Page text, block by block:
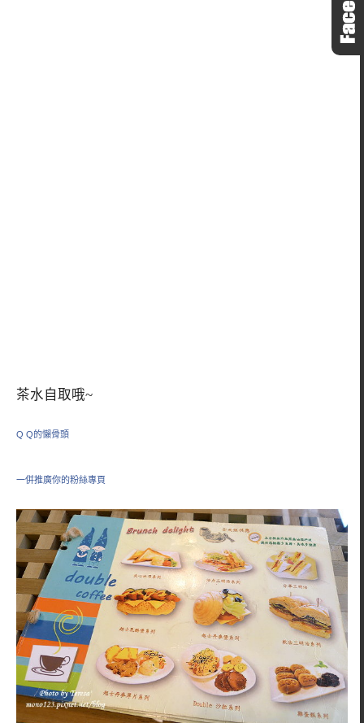
茶水自取哦~
Q Q的懶骨頭
一併推廣你的粉絲專頁